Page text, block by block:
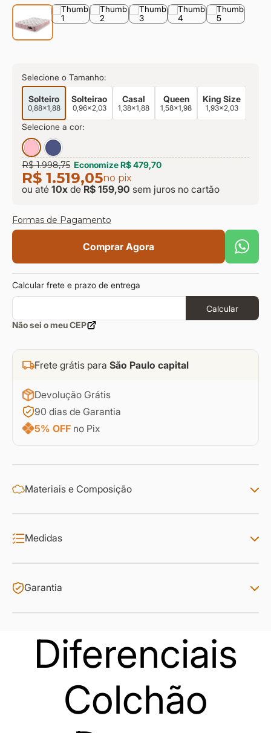
Selecione o Tamanho:
Solteiro
0,88x1,88
Solteirao
0,96x2,03
Casal
1,38x1,88
Queen
1,58x1,98
King Size
1,93x2,03
Selecione a cor:
R$ 1.998,75 EconomizeR$ 479,70
R$ 1.519,05no pix
ou até 10x de R$ 159,90 sem juros no cartão
Formas de Pagamento
Comprar Agora
Calcular frete e prazo de entrega
Calcular
Não sei o meu CEP
Frete grátis para São Paulo capital
Devolução Grátis
90 dias de Garantia
5% OFF no Pix
Materiais e Composição
Medidas
Garantia
Diferenciais
Colchão